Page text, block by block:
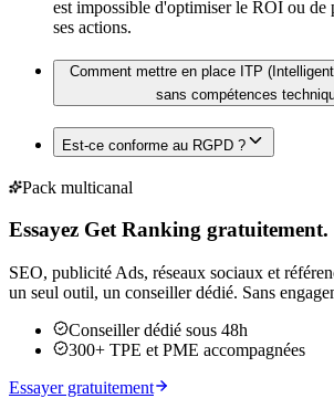
est impossible d'optimiser le ROI ou de
ses actions.
Comment mettre en place ITP
sans compétences
Est-ce conforme au RGPD ?
Pack multicanal
Essayez Get Ranking gratuitement.
SEO, publicité Ads, réseaux sociaux et
un seul outil, un conseiller dédié. Sans
Conseiller dédié sous 48h
300+ TPE et PME accompagnées
Essayer gratuitement